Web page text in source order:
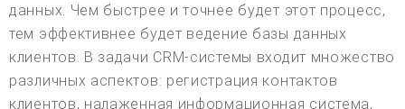
данных. Чем быстрее и точнее будет этот процесс,
тем эффективнее будет ведение базы данных
клиентов. В задачи CRM-системы входит множество
различных аспектов: регистрация контактов
клиентов, налаженная информационная система,